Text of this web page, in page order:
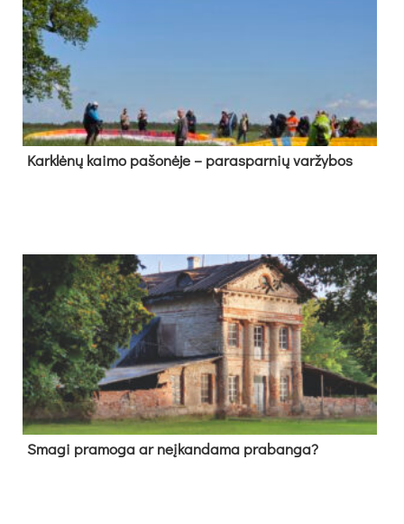
Kark­lė­nų kai­mo pa­šo­nė­je – pa­ras­par­nių var­žy­bos
Sma­gi pra­mo­ga ar neį­kan­da­ma pra­ban­ga?